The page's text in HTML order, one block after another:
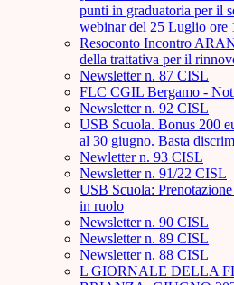
punti in graduatoria per il
webinar del 25 Luglio ore
Resoconto Incontro
della trattativa per il
Newsletter n. 87 CISL
FLC CGIL Bergamo -
Newsletter n. 92 CISL
USB Scuola. Bonus 200
al 30 giugno. Basta
Newletter n. 93 CISL
Newsletter n. 91/22 CISL
USB Scuola:
in ruolo
Newsletter n. 90 CISL
Newsletter n. 89 CISL
Newsletter n. 88 CISL
L GIORNALE DELLA